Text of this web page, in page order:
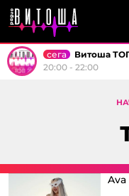
сега
Витоша ТОП 20
20:00 - 22:00